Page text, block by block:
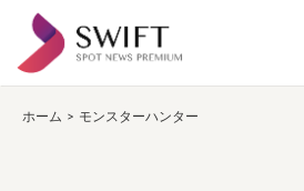
テ
ホーム > モンスターハンター